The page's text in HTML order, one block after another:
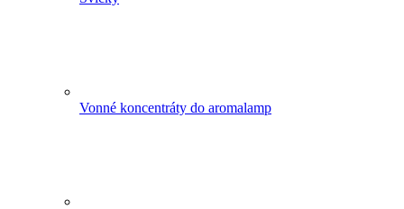
Vonné koncentráty do aromalamp